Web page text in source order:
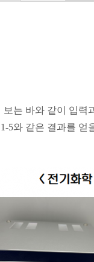
보는 바와 같이
입력
1-5와 같은 결과를 얻